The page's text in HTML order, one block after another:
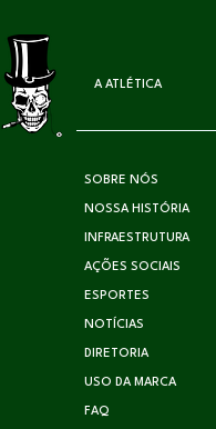
A ATLÉTICA
SOBRE NÓS
NOSSA HISTÓRIA
INFRAESTRUTURA
AÇÕES SOCIAIS
ESPORTES
NOTÍCIAS
DIRETORIA
USO DA MARCA
FAQ